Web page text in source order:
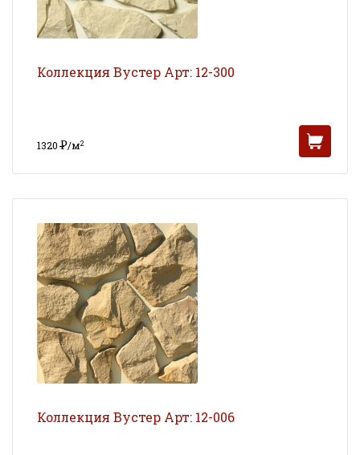
Коллекция Вустер Арт: 12-300
1320Р/м2
Коллекция Вустер Арт: 12-006